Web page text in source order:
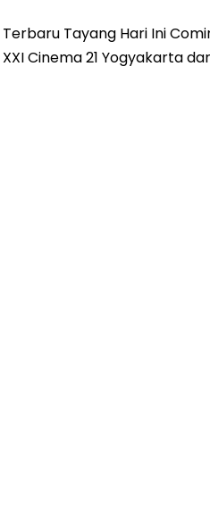
Tayang Hari Ini
Cinema 21 Yogyakarta